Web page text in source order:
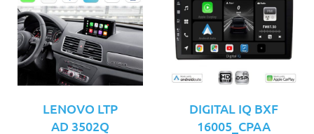
LENOVO LTP
AD 3502Q
DIGITAL IQ BXF
16005_CPAA